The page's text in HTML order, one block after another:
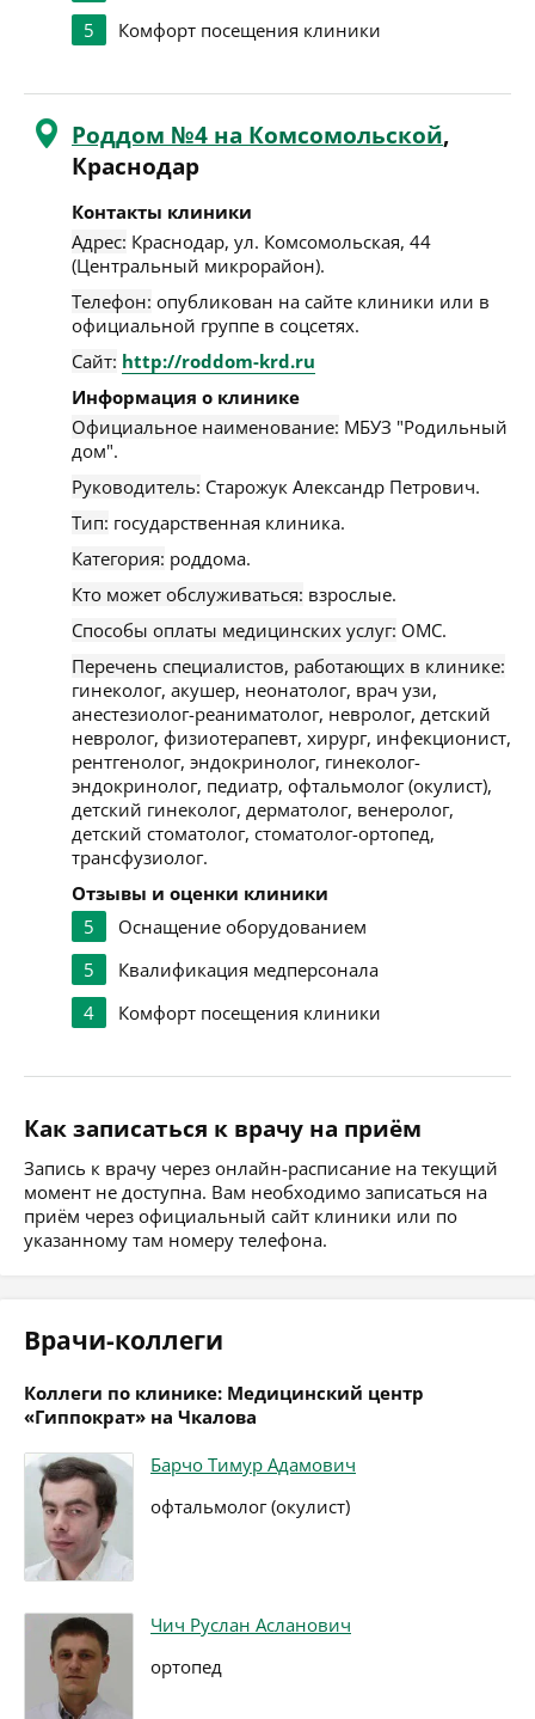
5
Комфорт посещения клиники
Роддом №4 на Комсомольской,
Краснодар
Контакты клиники
Адрес: Краснодар, ул. Комсомольская, 44
(Центральный микрорайон).
Телефон: опубликован на сайте клиники или в
официальной группе в соцсетях.
Сайт: http://roddom-krd.ru
Информация о клинике
Официальное наименование: МБУЗ "Родильный
дом".
Руководитель: Старожук Александр Петрович.
Тип: государственная клиника.
Категория: роддома.
Кто может обслуживаться: взрослые.
Способы оплаты медицинских услуг: ОМС.
Перечень специалистов, работающих в клинике:
гинеколог, акушер, неонатолог, врач узи,
анестезиолог-реаниматолог, невролог, детский
невролог, физиотерапевт, хирург, инфекционист,
рентгенолог, эндокринолог, гинеколог-
эндокринолог, педиатр, офтальмолог (окулист),
детский гинеколог, дерматолог, венеролог,
детский стоматолог, стоматолог-ортопед,
трансфузиолог.
Отзывы и оценки клиники
5
Оснащение оборудованием
5
Квалификация медперсонала
4
Комфорт посещения клиники
Как записаться к врачу на приём
Запись к врачу через онлайн-расписание на текущий
момент не доступна. Вам необходимо записаться на
приём через официальный сайт клиники или по
указанному там номеру телефона.
Врачи-коллеги
Коллеги по клинике: Медицинский центр
«Гиппократ» на Чкалова
Барчо Тимур Адамович
офтальмолог (окулист)
Чич Руслан Асланович
ортопед